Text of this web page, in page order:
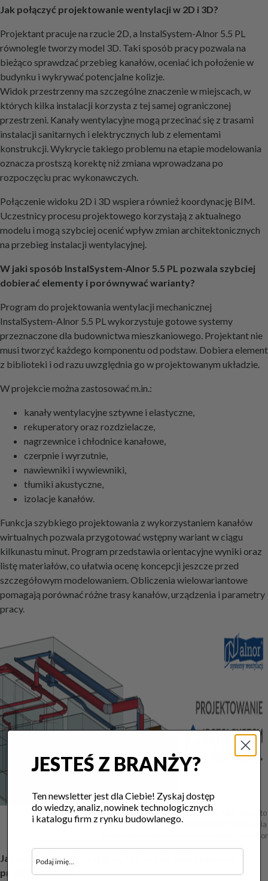
Jak połączyć projektowanie wentylacji w 2D i 3D?
Projektant pracuje na rzucie 2D, a InstalSystem-Alnor 5.5 PL
równolegle tworzy model 3D. Taki sposób pracy pozwala na
bieżąco sprawdzać przebieg kanałów, oceniać ich położenie w
budynku i wykrywać potencjalne kolizje.
Widok przestrzenny ma szczególne znaczenie w miejscach, w
których kilka instalacji korzysta z tej samej ograniczonej
przestrzeni. Kanały wentylacyjne mogą przecinać się z trasami
instalacji sanitarnych i elektrycznych lub z elementami
konstrukcji. Wykrycie takiego problemu na etapie modelowania
oznacza prostszą korektę niż zmiana wprowadzana po
rozpoczęciu prac wykonawczych.
Połączenie widoku 2D i 3D wspiera również koordynację BIM.
Uczestnicy procesu projektowego korzystają z aktualnego
modelu i mogą szybciej ocenić wpływ zmian architektonicznych
na przebieg instalacji wentylacyjnej.
W jaki sposób InstalSystem-Alnor 5.5 PL pozwala szybciej
dobierać elementy i porównywać warianty?
Program do projektowania wentylacji mechanicznej
InstalSystem-Alnor 5.5 PL wykorzystuje gotowe systemy
przeznaczone dla budownictwa mieszkaniowego. Projektant nie
musi tworzyć każdego komponentu od podstaw. Dobiera element
z biblioteki i od razu uwzględnia go w projektowanym układzie.
W projekcie można zastosować m.in.:
kanały wentylacyjne sztywne i elastyczne,
rekuperatory oraz rozdzielacze,
nagrzewnice i chłodnice kanałowe,
czerpnie i wyrzutnie,
nawiewniki i wywiewniki,
tłumiki akustyczne,
izolacje kanałów.
Funkcja szybkiego projektowania z wykorzystaniem kanałów
wirtualnych pozwala przygotować wstępny wariant w ciągu
kilkunastu minut. Program przedstawia orientacyjne wyniki oraz
listę materiałów, co ułatwia ocenę koncepcji jeszcze przed
szczegółowym modelowaniem. Obliczenia wielowariantowe
pomagają porównać różne trasy kanałów, urządzenia i parametry
pracy.
Projektowanie wentylacji mechanicznej w InstalSystem-Alnor 5.5 PL to
modelowanie, obliczenia
i dobór elementów w jednym narzędziu. Fot. Alnor
Jak kontrolować przepływy i straty ciśnienia podczas
projektowania?
JESTEŚ Z BRANŻY?
Ten newsletter jest dla Ciebie! Zyskaj dostęp
do wiedzy, analiz, nowinek technologicznych
i katalogu firm z rynku budowlanego.